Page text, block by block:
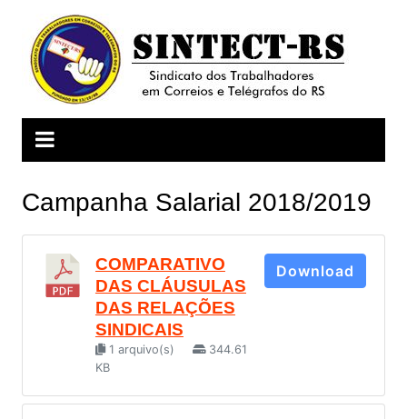
conteúdo
Campanha Salarial 2018/2019
COMPARATIVO
DAS CLÁUSULAS
DAS RELAÇÕES
SINDICAIS
1 arquivo(s)
344.61
KB
Download